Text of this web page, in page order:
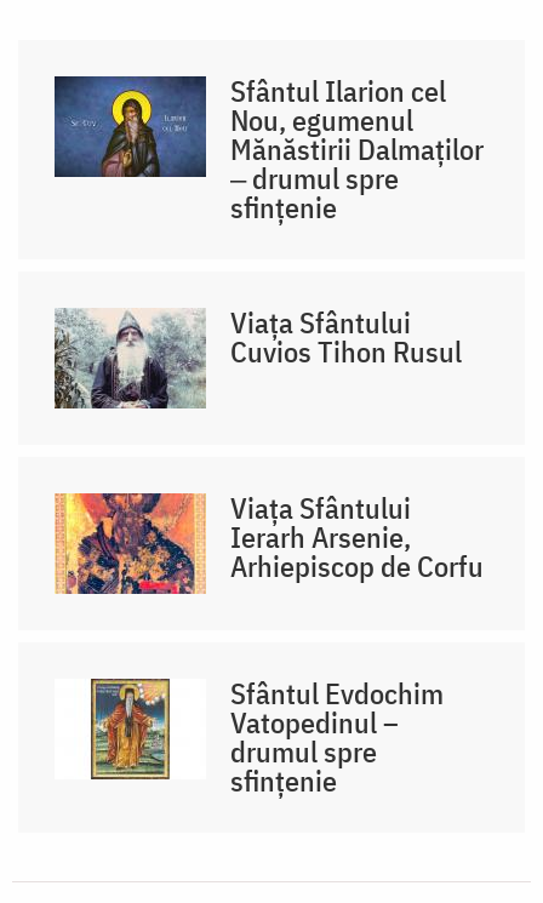
Sfântul Ilarion cel
Nou, egumenul
Mănăstirii Dalmaților
‒ drumul spre
sfințenie
Viața Sfântului
Cuvios Tihon Rusul
Viața Sfântului
Ierarh Arsenie,
Arhiepiscop de Corfu
Sfântul Evdochim
Vatopedinul –
drumul spre
sfințenie